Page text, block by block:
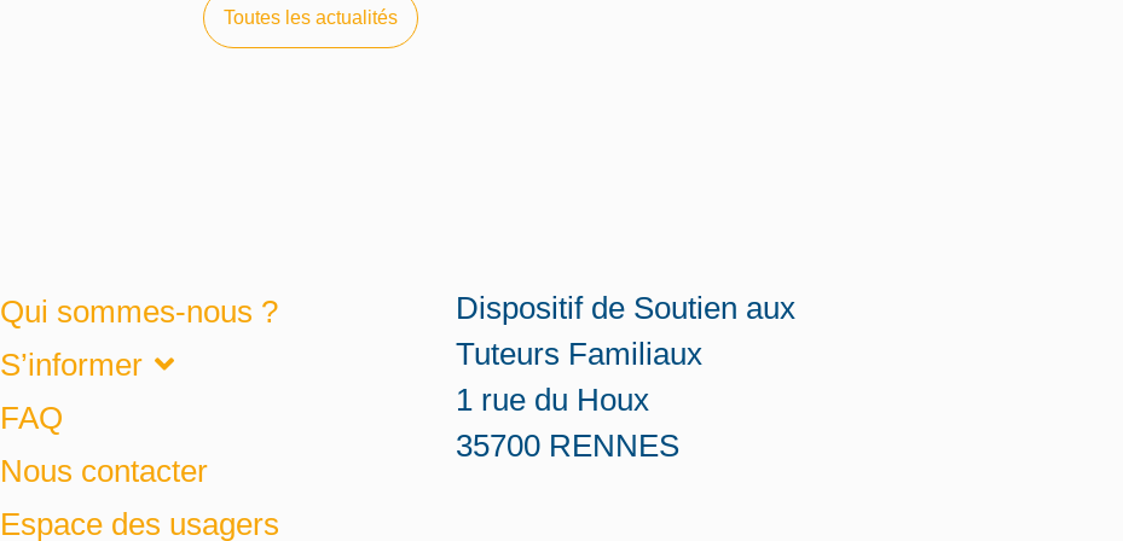
Toutes les actualités
Qui sommes-nous ?
S’informer
FAQ
Nous contacter
Espace des usagers
Dispositif de Soutien aux
Tuteurs Familiaux
1 rue du Houx
35700 RENNES